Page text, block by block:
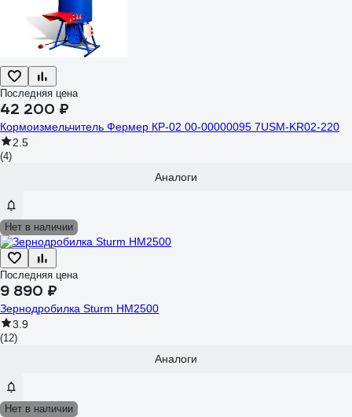
Последняя цена
42 200 ₽
Кормоизмельчитель Фермер КР-02 00-00000095 7USM-KR02-220
2.5
(4)
Аналоги
Нет в наличии
Последняя цена
9 890 ₽
Зернодробилка Sturm HM2500
3.9
(12)
Аналоги
Нет в наличии